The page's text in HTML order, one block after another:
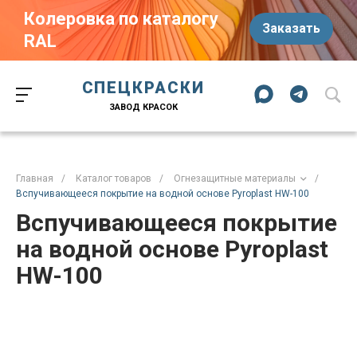
Колеровка по каталогу
RAL
Заказать
ул. Труда, д. 187 к.2
Челябинск
Челябинская область
СПЕЦКРАСКИ
ЗАВОД КРАСОК
Главная / Каталог товаров / Огнезащитные материалы
/
Вспучивающееся покрытие на водной основе Pyroplast HW-100
Вспучивающееся покрытие
на водной основе Pyroplast
HW-100